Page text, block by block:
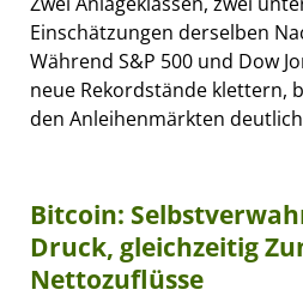
Einschätzungen derselben
Während S&P 500 und Dow
neue Rekordstände klettern,
den Anleihenmärkten
Bitcoin:
Druck, gleichzeitig
Nettozuflüsse